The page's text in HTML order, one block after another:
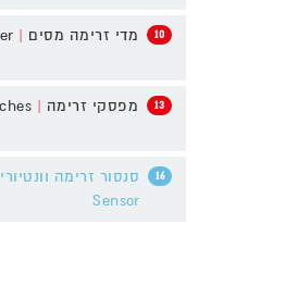
10 מדי זרימה מסים |
13 מפסקי זרימה |
16 סנסור זרימה וונטיורי
Sensor